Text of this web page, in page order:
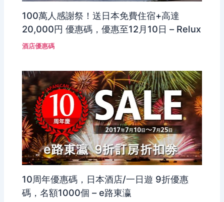
100萬人感謝祭！送日本免費住宿+高達
20,000円 優惠碼，優惠至12月10日 – Relux
酒店優惠碼
10周年優惠碼，日本酒店/一日遊 9折優惠
碼，名額1000個 – e路東瀛